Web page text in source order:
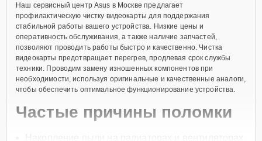
Наш сервисный центр Asus в Москве предлагает
профилактическую чистку видеокарты для поддержания
стабильной работы вашего устройства. Низкие цены и
оперативность обслуживания, а также наличие запчастей,
позволяют проводить работы быстро и качественно. Чистка
видеокарты предотвращает перегрев, продлевая срок службы
техники. Проводим замену изношенных компонентов при
необходимости, используя оригинальные и качественные аналоги,
чтобы обеспечить оптимальное функционирование устройства.
Частые причины поломки